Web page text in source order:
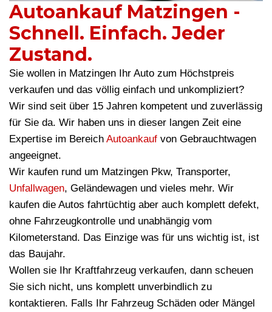
Autoankauf Matzingen -
Schnell. Einfach. Jeder
Zustand.
Sie wollen in Matzingen Ihr Auto zum Höchstpreis
verkaufen und das völlig einfach und unkompliziert?
Wir sind seit über 15 Jahren kompetent und zuverlässig
für Sie da. Wir haben uns in dieser langen Zeit eine
Expertise im Bereich Autoankauf von Gebrauchtwagen
angeeignet.
Wir kaufen rund um Matzingen Pkw, Transporter,
Unfallwagen, Geländewagen und vieles mehr. Wir
kaufen die Autos fahrtüchtig aber auch komplett defekt,
ohne Fahrzeugkontrolle und unabhängig vom
Kilometerstand. Das Einzige was für uns wichtig ist, ist
das Baujahr.
Wollen sie Ihr Kraftfahrzeug verkaufen, dann scheuen
Sie sich nicht, uns komplett unverbindlich zu
kontaktieren. Falls Ihr Fahrzeug Schäden oder Mängel